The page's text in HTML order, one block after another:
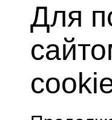
Для